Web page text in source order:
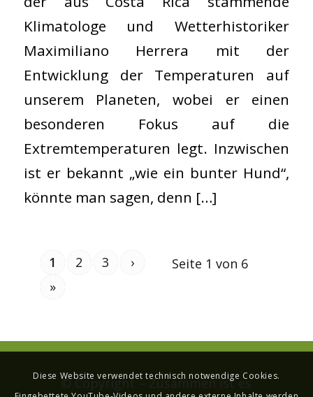
Klimatologe und Wetterhistoriker
Maximiliano Herrera mit der
Entwicklung der Temperaturen auf
unserem Planeten, wobei er einen
besonderen Fokus auf die
Extremtemperaturen legt. Inzwischen
ist er bekannt „wie ein bunter Hund“,
könnte man sagen, denn […]
Seite 1 von 6
1 2 3
›
»
© Copyright – Zusammen ist es
Diese Website verwendet technisch notwendige Cookies.